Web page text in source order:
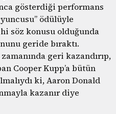
gösterdiği performans
ödülüyle
söz konusu olduğunda
geride bıraktı.
geri kazandırıp,
Cooper Kupp’a bütün
ki, Aaron Donald
kazanır diye